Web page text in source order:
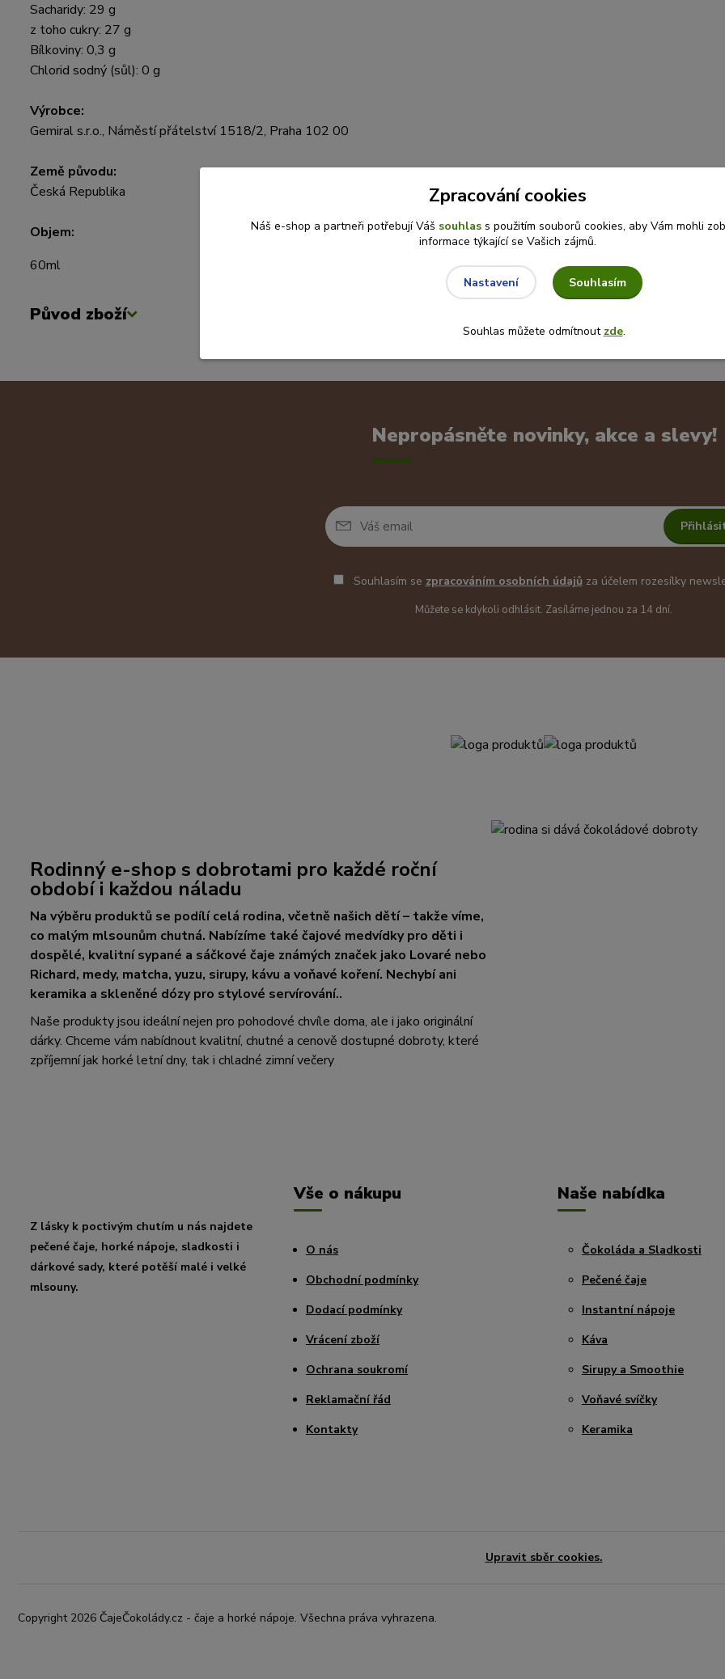
Sacharidy: 29 g
z toho cukry: 27 g
Bílkoviny: 0,3 g
Chlorid sodný (sůl): 0 g
Výrobce:
Gemiral s.r.o., Náměstí přátelství 1518/2, Praha 102 00
Země původu:
Česká Republika
Objem:
60ml
Původ zboží
Nepropásněte novinky, akce a slevy!
Souhlasím se zpracováním osobních údajů za účelem rozesílky
Můžete se kdykoli odhlásit. Zasíláme jednou za 14 dní.
Rodinný e-shop s dobrotami pro každé roční
období i každou náladu
Na výběru produktů se podílí celá rodina, včetně našich dětí – takže víme,
co malým mlsounům chutná. Nabízíme také čajové medvídky pro děti i
dospělé, kvalitní sypané a sáčkové čaje známých značek jako Lovaré nebo
Richard, medy, matcha, yuzu, sirupy, kávu a voňavé koření. Nechybí ani
keramika a skleněné dózy pro stylové servírování..
Naše produkty jsou ideální nejen pro pohodové chvíle doma, ale i jako originální
dárky. Chceme vám nabídnout kvalitní, chutné a cenově dostupné dobroty, které
zpříjemní jak horké letní dny, tak i chladné zimní večery
Z lásky k poctivým chutím u nás najdete
pečené čaje, horké nápoje, sladkosti i
dárkové sady, které potěší malé i velké
mlsouny.
Vše o nákupu
O nás
Obchodní podmínky
Dodací podmínky
Vrácení zboží
Ochrana soukromí
Reklamační řád
Kontakty
Naše nabídka
Čokoláda a Sladkosti
Pečené čaje
Instantní nápoje
Káva
Sirupy a Smoothie
Voňavé svíčky
Keramika
Upravit sběr cookies.
Copyright 2026 ČajeČokolády.cz - čaje a horké nápoje. Všechna práva vyhrazena.
Zpracování cookies
Náš e-shop a partneři potřebují Váš souhlass použitím souborů cookies, aby Vám mohli
informace týkající se Vašich zájmů.
Nastavení Souhlasím
Souhlas můžete odmítnout zde.